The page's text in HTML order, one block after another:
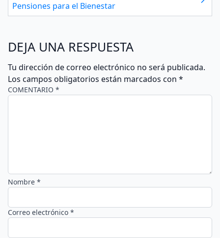
Pensiones para el Bienestar
DEJA UNA RESPUESTA
Tu dirección de correo electrónico no será publicada.
Los campos obligatorios están marcados con *
COMENTARIO *
Nombre *
Correo electrónico *